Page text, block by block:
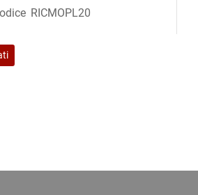
RICMOPL20